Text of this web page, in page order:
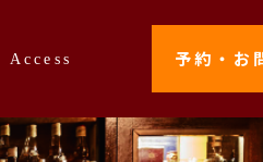
Access 予約・お